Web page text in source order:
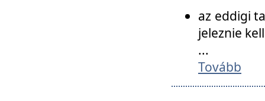
az eddigi
jeleznie
...
Tovább